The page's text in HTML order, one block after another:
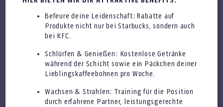
Befeure deine Leidenschaft: Rabatte auf
Produkte nicht nur bei Starbucks, sondern auch
bei KFC.
Schlürfen & Genießen: Kostenlose Getränke
während der Schicht sowie ein Päckchen deiner
Lieblingskaffeebohnen pro Woche.
Wachsen & Strahlen: Training für die Position
durch erfahrene Partner, leistungsgerechte